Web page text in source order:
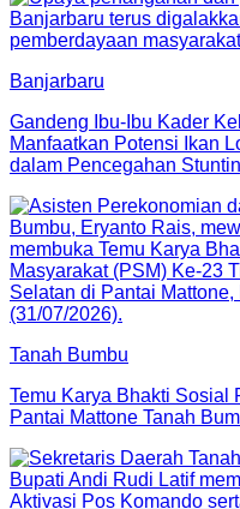
Banjarbaru
Gandeng Ibu-Ibu Kader
Manfaatkan Potensi Ikan
dalam Pencegahan
Tanah Bumbu
Temu Karya Bhakti Sosial
Pantai Mattone Tanah